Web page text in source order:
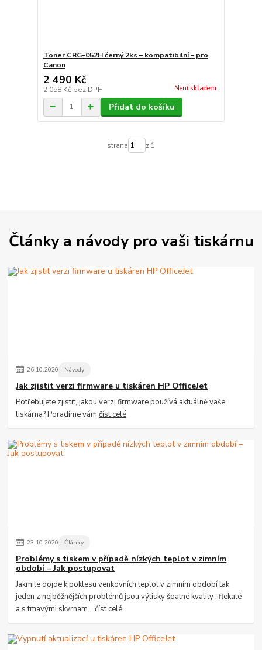
Toner CRG-052H černý 2ks – kompatibilní – pro
Canon
2 490 Kč
2 058 Kč bez DPH Není skladem
Přidat do košíku
strana z 1
Články a návody pro vaši tiskárnu
26.10.2020 Návody
Jak zjistit verzi firmware u tiskáren HP OfficeJet
Potřebujete zjistit, jakou verzi firmware používá aktuálně vaše
tiskárna? Poradíme vámčíst celé
23.10.2020 Články
Problémy s tiskem v případě nízkých teplot v zimním
období – Jak postupovat
Jakmile dojde k poklesu venkovních teplot v zimním období tak
jeden z nejběžnějších problémů jsou výtisky špatné kvality : flekaté
a s tmavými skvrnam...číst celé